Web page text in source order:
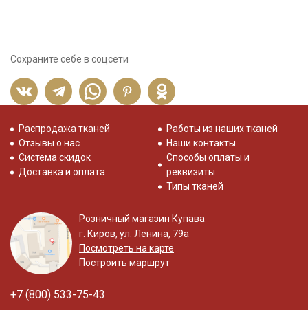
Сохраните себе в соцсети
Распродажа тканей
Отзывы о нас
Система скидок
Доставка и оплата
Работы из наших тканей
Наши контакты
Способы оплаты и
реквизиты
Типы тканей
Розничный магазин Купава
г. Киров, ул. Ленина, 79а
Посмотреть на карте
Построить маршрут
+7 (800) 533-75-43